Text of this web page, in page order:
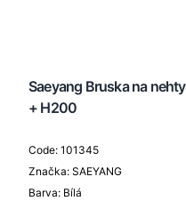
Saeyang Bruska na
+ H200
Code: 101345
Značka: SAEYANG
Barva: Bílá